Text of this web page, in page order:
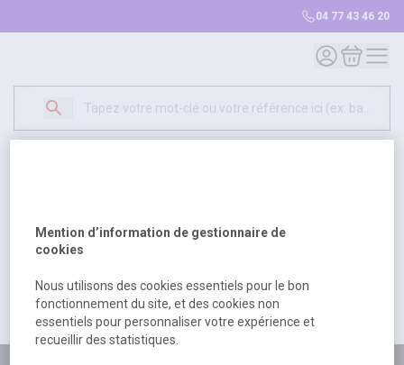
04 77 43 46 20
Mon compte
Mon
500
excuser pour la gêne occasionée.
Retour Retour à l'accueil
Mention d’information de gestionnaire de
cookies
Nous utilisons des cookies essentiels pour le bon
fonctionnement du site, et des cookies non
essentiels pour personnaliser votre expérience et
recueillir des statistiques.